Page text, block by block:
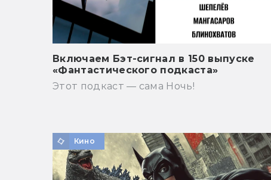
Включаем Бэт-сигнал в 150 выпуске
«Фантастического подкаста»
Этот подкаст — сама Ночь!
Кино